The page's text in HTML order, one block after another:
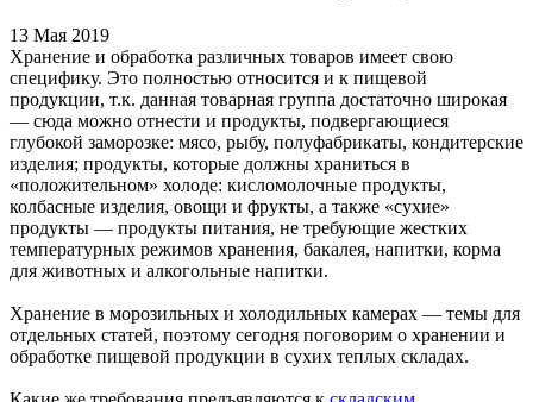
13 Мая 2019
Хранение и обработка различных товаров имеет свою
специфику. Это полностью относится и к пищевой
продукции, т.к. данная товарная группа достаточно широкая
— сюда можно отнести и продукты, подвергающиеся
глубокой заморозке: мясо, рыбу, полуфабрикаты, кондитерские
изделия; продукты, которые должны храниться в
«положительном» холоде: кисломолочные продукты,
колбасные изделия, овощи и фрукты, а также «сухие»
продукты — продукты питания, не требующие жестких
температурных режимов хранения, бакалея, напитки, корма
для животных и алкогольные напитки.
Хранение в морозильных и холодильных камерах — темы для
отдельных статей, поэтому сегодня поговорим о хранении и
обработке пищевой продукции в сухих теплых складах.